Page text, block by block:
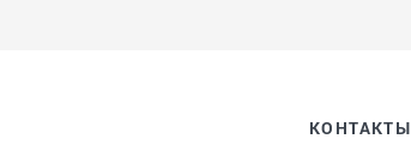
КОНТАКТЫ